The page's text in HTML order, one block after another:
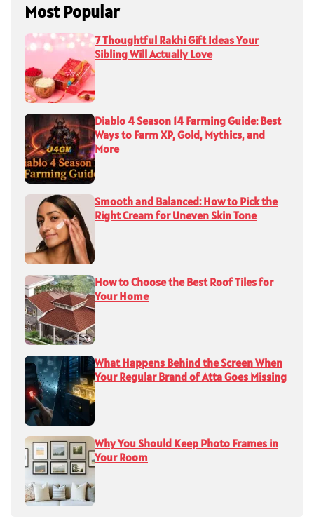
Most Popular
7 Thoughtful Rakhi Gift Ideas Your
Sibling Will Actually Love
Diablo 4 Season 14 Farming Guide: Best
Ways to Farm XP, Gold, Mythics, and
More
Smooth and Balanced: How to Pick the
Right Cream for Uneven Skin Tone
How to Choose the Best Roof Tiles for
Your Home
What Happens Behind the Screen When
Your Regular Brand of Atta Goes Missing
Why You Should Keep Photo Frames in
Your Room